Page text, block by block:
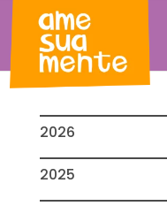
2026
2025